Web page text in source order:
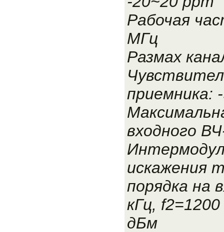
Рабочая
МГц
Размах
приемника:
входного
искажения
порядка на
кГц,
дБм